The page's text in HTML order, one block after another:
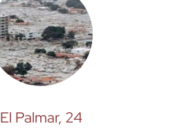
El Palmar, 24